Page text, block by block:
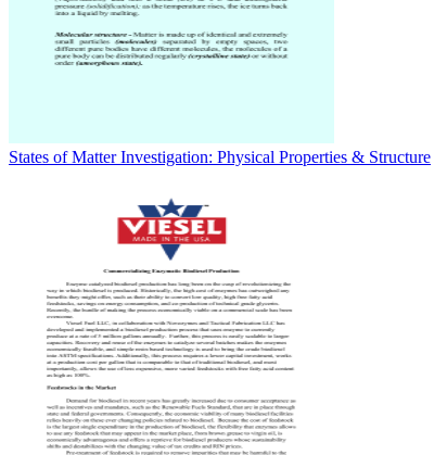
States of Matter Investigation: Physical Properties & Structure